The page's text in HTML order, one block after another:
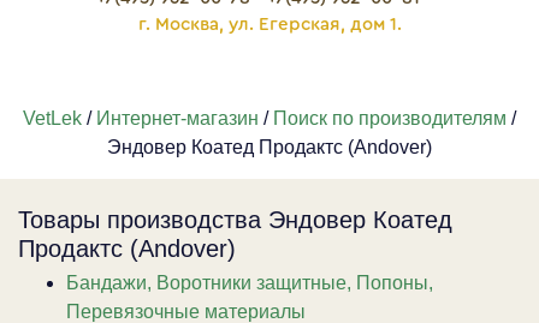
г. Москва, ул. Егерская, дом 1.
VetLek / Интернет-магазин / Поиск по производителям /
Эндовер Коатед Продактс (Andover)
Товары производства Эндовер Коатед
Продактс (Andover)
Бандажи, Воротники защитные, Попоны,
Перевязочные материалы